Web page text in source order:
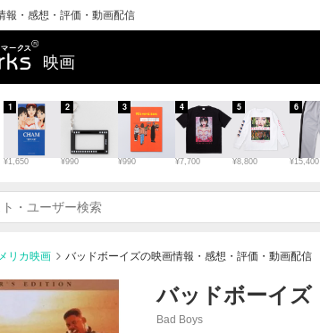
報・感想・評価・動画配信
映画
¥1,650
1
¥990
2
¥990
3
¥7,700
4
¥8,800
5
¥15,400
6
リカ映画 バッドボーイズの映画情報・感想・評価・動画配信
バッドボーイズ
Bad Boys